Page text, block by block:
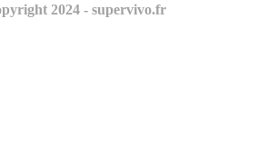
2024 - supervivo.fr